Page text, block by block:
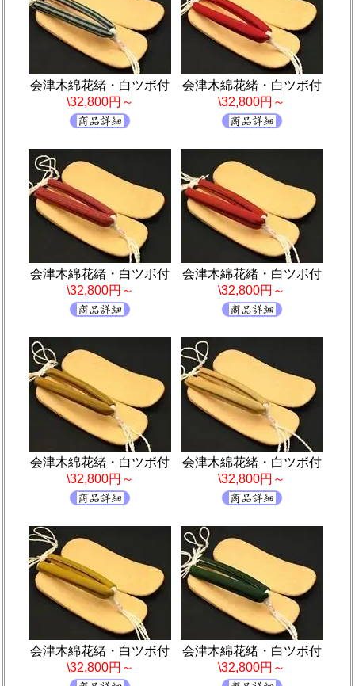
会津木綿花緒・白ツボ付
\32,800円～
会津木綿花緒・白ツボ付
\32,800円～
会津木綿花緒・白ツボ付
\32,800円～
会津木綿花緒・白ツボ付
\32,800円～
会津木綿花緒・白ツボ付
\32,800円～
会津木綿花緒・白ツボ付
\32,800円～
会津木綿花緒・白ツボ付
\32,800円～
会津木綿花緒・白ツボ付
\32,800円～